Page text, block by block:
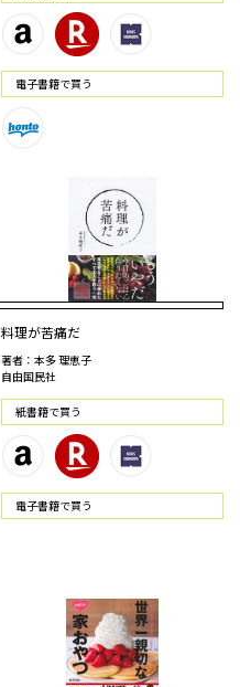
電⼦書籍で買う
料理が苦痛だ
著者：本多 理恵子
自由国民社
紙書籍で買う
電⼦書籍で買う